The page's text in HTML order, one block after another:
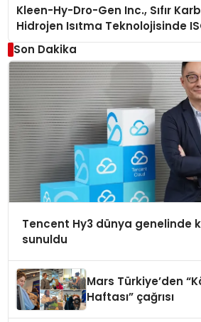
Kleen-Hy-Dro-Gen Inc., Sıfır
Hidrojen Isıtma Teknolojisinde
Düzenleyici Onaylarını Aldı
Son Dakika
Tencent Hy3 dünya genelinde
sunuldu
Mars Türkiye’den
Haftası” çağrısı